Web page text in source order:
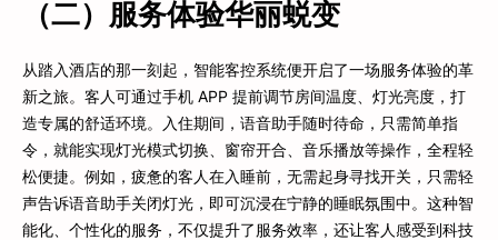
（二）服务体验华丽蜕变
从踏入酒店的那一刻起，智能客控系统便开启了一场服务体验的革
新之旅。客人可通过手机 APP 提前调节房间温度、灯光亮度，打
造专属的舒适环境。入住期间，语音助手随时待命，只需简单指
令，就能实现灯光模式切换、窗帘开合、音乐播放等操作，全程轻
松便捷。例如，疲惫的客人在入睡前，无需起身寻找开关，只需轻
声告诉语音助手关闭灯光，即可沉浸在宁静的睡眠氛围中。这种智
能化、个性化的服务，不仅提升了服务效率，还让客人感受到科技